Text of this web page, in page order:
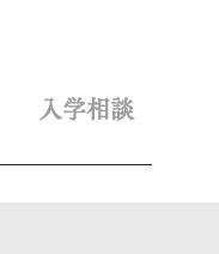
入学相談